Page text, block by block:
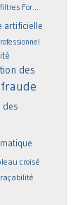
filtres For...
artificielle
des
des
croisé